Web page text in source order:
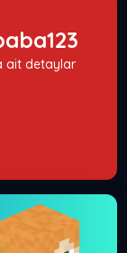
ait detaylar